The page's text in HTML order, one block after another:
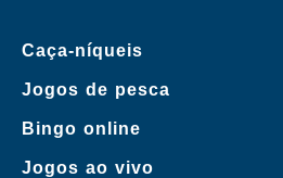
Caça-níqueis
Jogos de pesca
Bingo online
Jogos ao vivo